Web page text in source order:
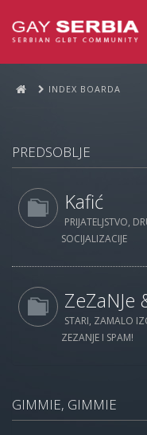
INDEX BOARDA
PREDSOBLJE
Kafić
PRIJATELJSTVO,
SOCIJALIZACIJE
ZeZaNJe
STARI, ZAMALO
ZEZANJE I SPAM!
GIMMIE, GIMMIE